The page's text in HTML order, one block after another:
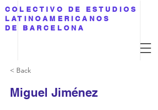
COLECTIVO DE ESTUDIOS
LATINOAMERICANOS
DE BARCELONA
< Back
Miguel Jiménez